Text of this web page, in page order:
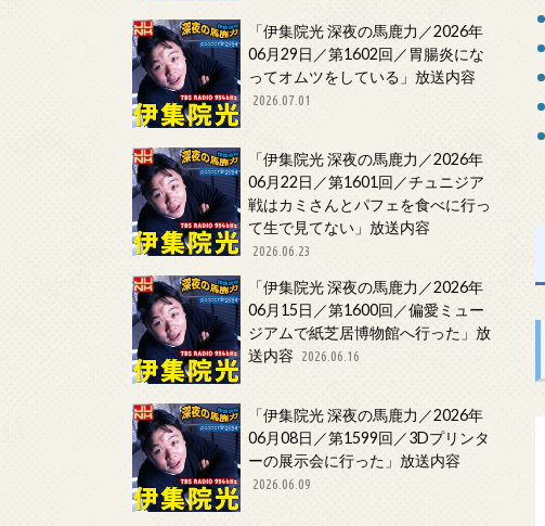
「伊集院光 深夜の馬鹿力／2026年
06月29日／第1602回／胃腸炎にな
ってオムツをしている」放送内容
2026.07.01
「伊集院光 深夜の馬鹿力／2026年
06月22日／第1601回／チュニジア
戦はカミさんとパフェを食べに行っ
て生で見てない」放送内容
2026.06.23
「伊集院光 深夜の馬鹿力／2026年
06月15日／第1600回／偏愛ミュー
ジアムで紙芝居博物館へ行った」放
送内容
2026.06.16
「伊集院光 深夜の馬鹿力／2026年
06月08日／第1599回／3Dプリンタ
ーの展示会に行った」放送内容
2026.06.09